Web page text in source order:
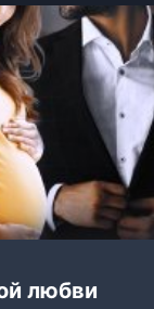
любви